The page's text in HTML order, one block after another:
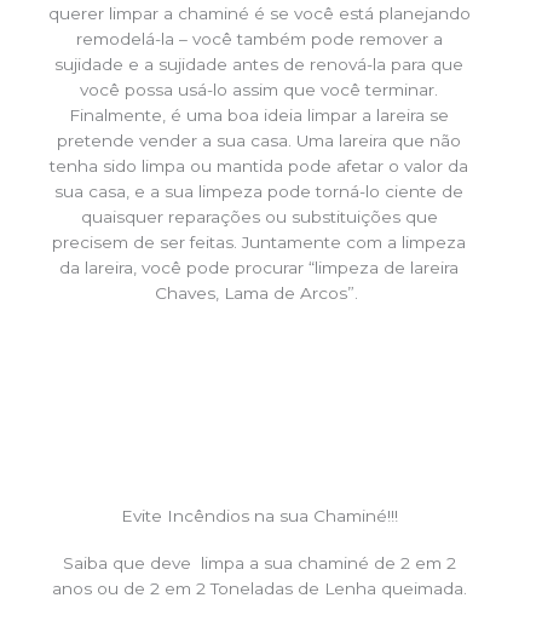
querer limpar a chaminé é se você está planejando
remodelá-la – você também pode remover a
sujidade e a sujidade antes de renová-la para que
você possa usá-lo assim que você terminar.
Finalmente, é uma boa ideia limpar a lareira se
pretende vender a sua casa. Uma lareira que não
tenha sido limpa ou mantida pode afetar o valor da
sua casa, e a sua limpeza pode torná-lo ciente de
quaisquer reparações ou substituições que
precisem de ser feitas. Juntamente com a limpeza
da lareira, você pode procurar “limpeza de lareira
Chaves, Lama de Arcos”.
Evite Incêndios na sua Chaminé!!!
Saiba que deve limpa a sua chaminé de 2 em 2
anos ou de 2 em 2 Toneladas de Lenha queimada.